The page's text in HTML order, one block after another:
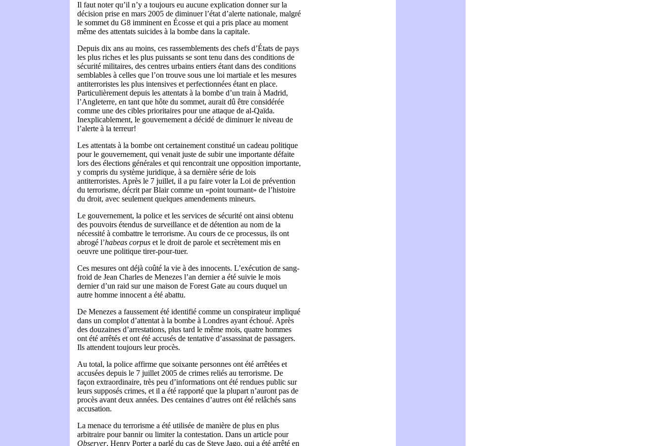
Il faut noter qu’il n’y a toujours eu aucune explication donner sur la
décision prise en mars 2005 de diminuer l’état d’alerte nationale, malgré
le sommet du G8 imminent en Écosse et qui a pris place au moment
même des attentats suicides à la bombe dans la capitale.
Depuis dix ans au moins, ces rassemblements des chefs d’États de pays
les plus riches et les plus puissants se sont tenu dans des conditions de
sécurité militaires, des centres urbains entiers étant dans des conditions
semblables à celles que l’on trouve sous une loi martiale et les mesures
antiterroristes les plus intensives et perfectionnées étant en place.
Particulièrement depuis les attentats à la bombe d’un train à Madrid,
l’Angleterre, en tant que hôte du sommet, aurait dû être considérée
comme une des cibles prioritaires pour une attaque de al-Qaïda.
Inexplicablement, le gouvernement a décidé de diminuer le niveau de
l’alerte à la terreur!
Les attentats à la bombe ont certainement constitué un cadeau politique
pour le gouvernement, qui venait juste de subir une importante défaite
lors des élections générales et qui rencontrait une opposition importante,
y compris du système juridique, à sa dernière série de lois
antiterroristes. Après le 7 juillet, il a pu faire voter la Loi de prévention
du terrorisme, décrit par Blair comme un «point tournant» de l’histoire
du droit, avec seulement quelques amendements mineurs.
Le gouvernement, la police et les services de sécurité ont ainsi obtenu
des pouvoirs étendus de surveillance et de détention au nom de la
nécessité à combattre le terrorisme. Au cours de ce processus, ils ont
abrogé l’habeas corpus et le droit de parole et secrètement mis en
oeuvre une politique tirer-pour-tuer.
Ces mesures ont déjà coûté la vie à des innocents. L’exécution de sang-
froid de Jean Charles de Menezes l’an dernier a été suivie le mois
dernier d’un raid sur une maison de Forest Gate au cours duquel un
autre homme innocent a été abattu.
De Menezes a faussement été identifié comme un conspirateur impliqué
dans un complot d’attentat à la bombe à Londres ayant échoué. Après
des douzaines d’arrestations, plus tard le même mois, quatre hommes
ont été arrêtés et ont été accusés de tentative d’assassinat de passagers.
Ils attendent toujours leur procès.
Au total, la police affirme que soixante personnes ont été arrêtées et
accusées depuis le 7 juillet 2005 de crimes reliés au terrorisme. De
façon extraordinaire, très peu d’informations ont été rendues public sur
leurs supposés crimes, et il a été rapporté que la plupart n’auront pas de
procès avant deux années. Des centaines d’autres ont été relâchés sans
accusation.
La menace du terrorisme a été utilisée de manière de plus en plus
arbitraire pour bannir ou limiter la contestation. Dans un article pour
Observer, Henry Porter a parlé du cas de Steve Jago, qui a été arrêté en